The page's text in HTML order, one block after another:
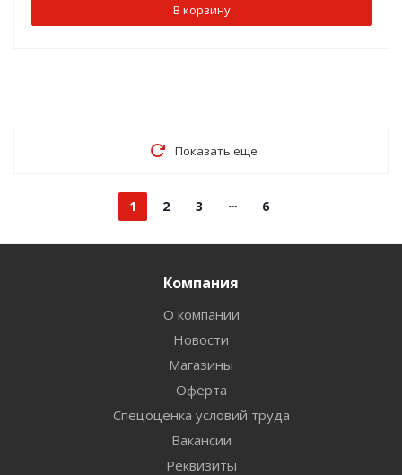
В корзину
Показать еще
1 2 3 6
Компания
О компании
Новости
Магазины
Оферта
Спецоценка условий труда
Вакансии
Реквизиты